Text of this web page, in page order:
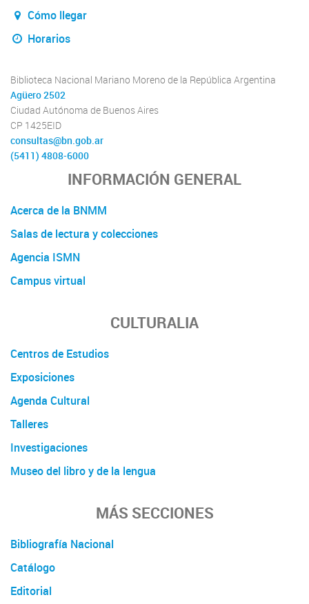
Cómo llegar
Horarios
Biblioteca Nacional Mariano Moreno de la República Argentina
Agüero 2502
Ciudad Autónoma de Buenos Aires
CP 1425EID
consultas@bn.gob.ar
(5411) 4808-6000
INFORMACIÓN GENERAL
Acerca de la BNMM
Salas de lectura y colecciones
Agencia ISMN
Campus virtual
CULTURALIA
Centros de Estudios
Exposiciones
Agenda Cultural
Talleres
Investigaciones
Museo del libro y de la lengua
MÁS SECCIONES
Bibliografía Nacional
Catálogo
Editorial